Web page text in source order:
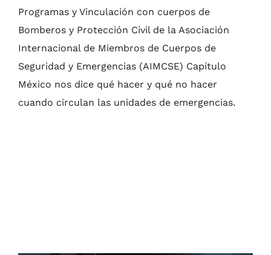
Programas y Vinculación con cuerpos de
Bomberos y Protección Civil de la Asociación
Internacional de Miembros de Cuerpos de
Seguridad y Emergencias (AIMCSE) Capítulo
México nos dice qué hacer y qué no hacer
cuando circulan las unidades de emergencias.